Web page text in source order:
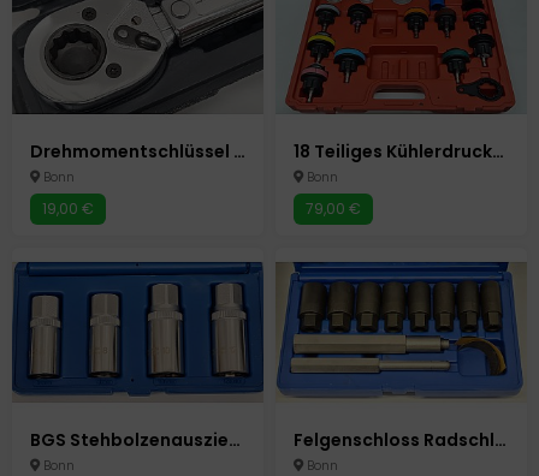
Drehmomentschlüssel 1/2" 10-210 Nm Modell AZ-200 Unitec
Bonn
19,00 €
18 Teiliges Kühlerdruckprüfer Set Autokühlsysteme Autowerkzeug Auto Werkzeuge
Bonn
79,00 €
BGS Stehbolzenauszieher Satz 4 Teilig Autowerkzeug Auto Werkzeuge
Bonn
Felgenschloss Radschloss Radsicherung Radbolzen Abzieher Knacker
Bonn